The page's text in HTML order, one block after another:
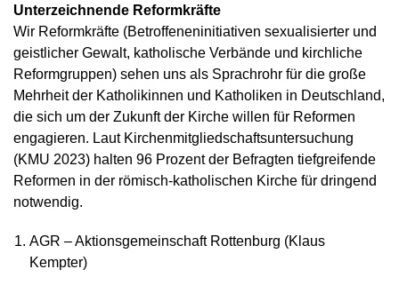
Unterzeichnende Reformkräfte
Wir Reformkräfte (Betroffeneninitiativen sexualisierter und
geistlicher Gewalt, katholische Verbände und kirchliche
Reformgruppen) sehen uns als Sprachrohr für die große
Mehrheit der Katholikinnen und Katholiken in Deutschland,
die sich um der Zukunft der Kirche willen für Reformen
engagieren. Laut Kirchenmitgliedschaftsuntersuchung
(KMU 2023) halten 96 Prozent der Befragten tiefgreifende
Reformen in der römisch-katholischen Kirche für dringend
notwendig.
AGR – Aktionsgemeinschaft Rottenburg (Klaus
Kempter)